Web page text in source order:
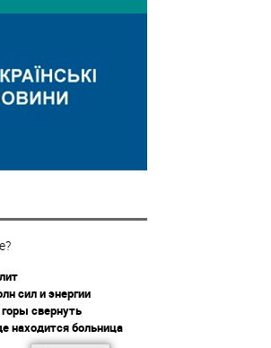
сил и энергии
свернуть
находится больница